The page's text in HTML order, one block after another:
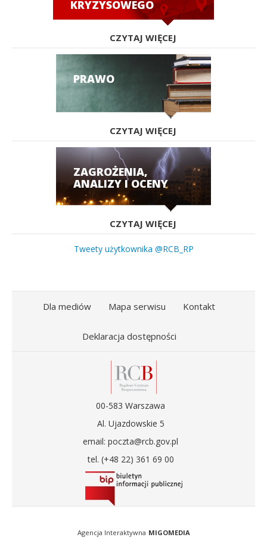
KRYZYSOWEGO
CZYTAJ WIĘCEJ
PRAWO
CZYTAJ WIĘCEJ
ZAGROŻENIA,
ANALIZY I OCENY
CZYTAJ WIĘCEJ
Tweety użytkownika @RCB_RP
Dla mediów Mapa serwisu Kontakt
Deklaracja dostępności
00-583 Warszawa
Al. Ujazdowskie 5
email: poczta@rcb.gov.pl
tel. (+48 22) 361 69 00
Agencja Interaktywna MIGOMEDIA